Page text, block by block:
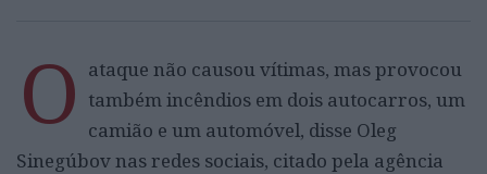
O ataque não causou vítimas, mas provocou
também incêndios em dois autocarros, um
camião e um automóvel, disse Oleg
Sinegúbov nas redes sociais, citado pela agência